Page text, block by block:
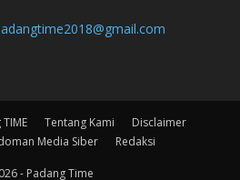
Tentang Kami
Disclaimer
Media Siber Redaksi
- Padang Time